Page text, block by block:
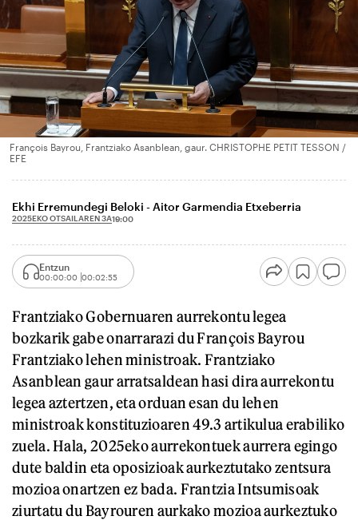
François Bayrou, Frantziako Asanblean, gaur. CHRISTOPHE PETIT TESSON /
EFE
Ekhi Erremundegi Beloki - Aitor Garmendia Etxeberria
2025EKO OTSAILAREN 3A19:00
Entzun
00:00:00 00:02:55
Frantziako Gobernuaren aurrekontu legea
bozkarik gabe onarrarazi du François Bayrou
Frantziako lehen ministroak. Frantziako
Asanblean gaur arratsaldean hasi dira aurrekontu
legea aztertzen, eta orduan esan du lehen
ministroak konstituzioaren 49.3 artikulua erabiliko
zuela. Hala, 2025eko aurrekontuek aurrera egingo
dute baldin eta oposizioak aurkeztutako zentsura
mozioa onartzen ez bada. Frantzia Intsumisoak
ziurtatu du Bayrouren aurkako mozioa aurkeztuko